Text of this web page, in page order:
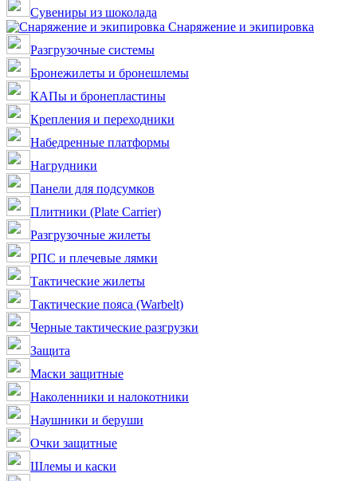
Сувениры из шоколада
Снаряжение и экипировка
Разгрузочные системы
Бронежилеты и бронешлемы
КАПы и бронепластины
Крепления и переходники
Набедренные платформы
Нагрудники
Панели для подсумков
Плитники (Plate Carrier)
Разгрузочные жилеты
РПС и плечевые лямки
Тактические жилеты
Тактические пояса (Warbelt)
Черные тактические разгрузки
Защита
Маски защитные
Наколенники и налокотники
Наушники и беруши
Очки защитные
Шлемы и каски